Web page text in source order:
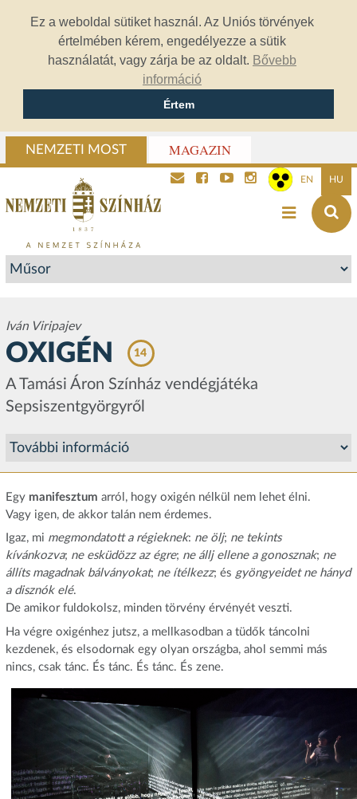
Ez a weboldal sütiket használ. Az Uniós törvények
értelmében kérem, engedélyezze a sütik
használatát, vagy zárja be az oldalt. Bővebb
információ
Értem
NEMZETI MOST MAGAZIN
EN HU
Iván Viripajev
OXIGÉN 14
A Tamási Áron Színház vendégjátéka
Sepsiszentgyörgyről
Egy manifesztum arról, hogy oxigén nélkül nem lehet élni.
Vagy igen, de akkor talán nem érdemes.
Igaz, mi megmondatott a régieknek: ne ölj; ne tekints
kívánkozva; ne esküdözz az égre; ne állj ellene a gonosznak; ne
állíts magadnak bálványokat; ne ítélkezz; és gyöngyeidet ne hányd
a disznók elé.
De amikor fuldokolsz, minden törvény érvényét veszti.
Ha végre oxigénhez jutsz, a mellkasodban a tüdők táncolni
kezdenek, és elsodornak egy olyan országba, ahol semmi más
nincs, csak tánc. És tánc. És tánc. És zene.